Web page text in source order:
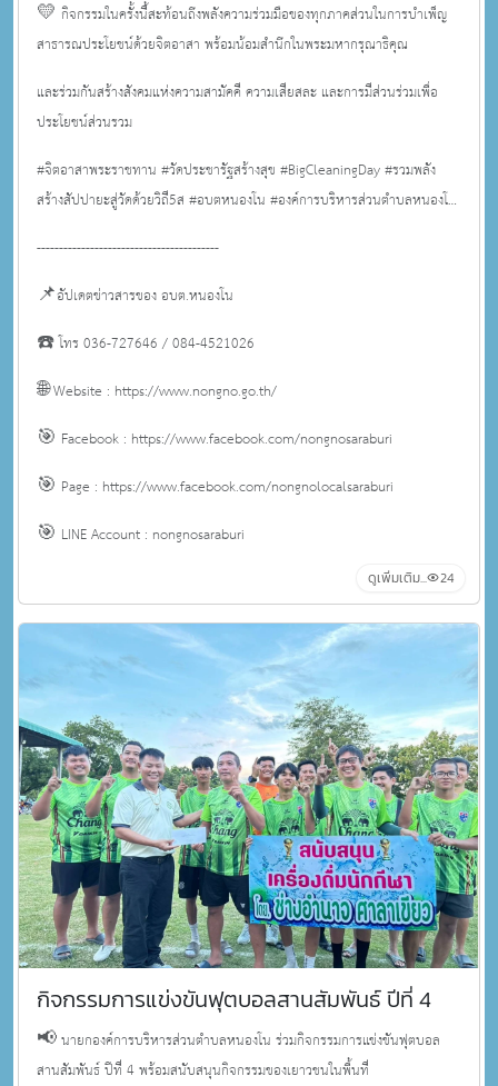
💛 กิจกรรมในครั้งนี้สะท้อนถึงพลังความร่วมมือของทุกภาคส่วนในการบำเพ็ญ
สาธารณประโยชน์ด้วยจิตอาสา พร้อมน้อมสำนึกในพระมหากรุณาธิคุณ
และร่วมกันสร้างสังคมแห่งความสามัคคี ความเสียสละ และการมีส่วนร่วมเพื่อ
ประโยชน์ส่วนรวม
#จิตอาสาพระราชทาน #วัดประชารัฐสร้างสุข #BigCleaningDay #รวมพลัง
สร้างสัปปายะสู่วัดด้วยวิถี5ส #อบตหนองโน #องค์การบริหารส่วนตำบลหนองโน
-----------------------------------------
📌อัปเดตข่าวสารของ อบต.หนองโน
☎️ โทร 036-727646 / 084-4521026
🌐 Website : https://www.nongno.go.th/
🎯 Facebook : https://www.facebook.com/nongnosaraburi
🎯 Page : https://www.facebook.com/nongnolocalsaraburi
🎯 LINE Account : nongnosaraburi
ดูเพิ่มเติม... 24
กิจกรรมการแข่งขันฟุตบอลสานสัมพันธ์ ปีที่ 4
📢 นายกองค์การบริหารส่วนตำบลหนองโน ร่วมกิจกรรมการแข่งขันฟุตบอล
สานสัมพันธ์ ปีที่ 4 พร้อมสนับสนุนกิจกรรมของเยาวชนในพื้นที่